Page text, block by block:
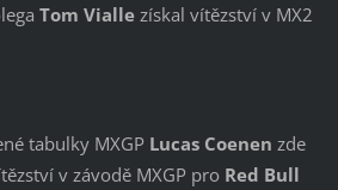
Tom Viallezískal vítězství v MX2
tabulky MXGP Lucas Coenen zde
v závodě MXGP pro Red Bull